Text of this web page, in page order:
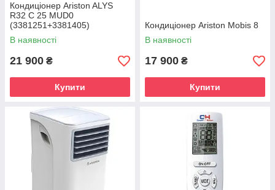
Кондиціонер Ariston ALYS
R32 C 25 MUD0
(3381251+3381405)
В наявності
21 900 ₴
Купити
Кондиціонер Ariston Mobis 8
В наявності
17 900 ₴
Купити